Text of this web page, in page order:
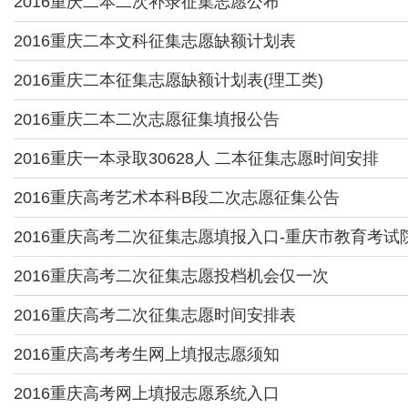
2016重庆二本文科征集志愿缺额计划表
2016重庆二本征集志愿缺额计划表(理工类)
2016重庆二本二次志愿征集填报公告
2016重庆一本录取30628人 二本征集志愿时间安排
2016重庆高考艺术本科B段二次志愿征集公告
2016重庆高考二次征集志愿填报入口-重庆市教育考试
2016重庆高考二次征集志愿投档机会仅一次
2016重庆高考二次征集志愿时间安排表
2016重庆高考考生网上填报志愿须知
2016重庆高考网上填报志愿系统入口